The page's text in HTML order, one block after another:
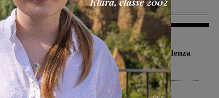
Più lette
Figline Incisa Valdarno 1 Agosto 2026
Piscina di Figline finanziata oltre la scadenza
Pnrr, il gruppo di Fratelli d’Italia: “Un
ringraziamento al Governo”
Cronaca 4 Agosto 2026